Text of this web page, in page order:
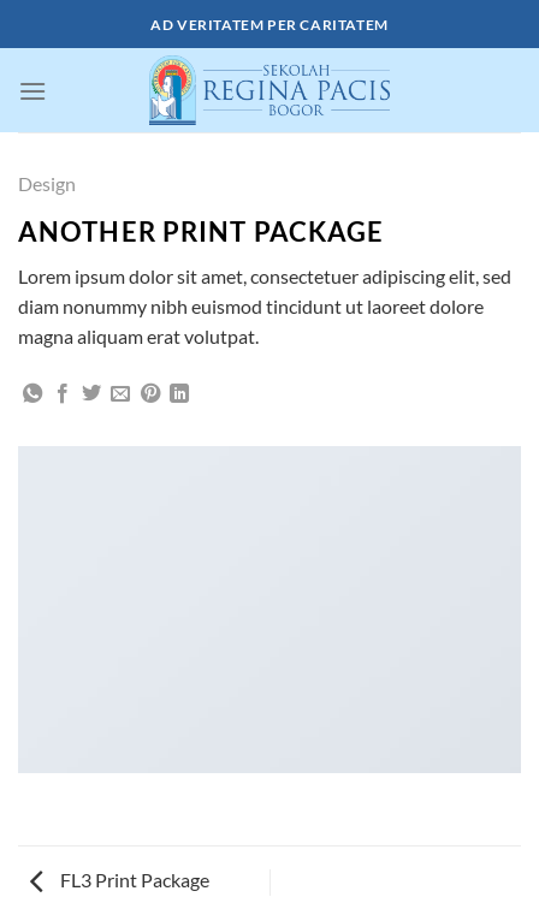
to
AD VERITATEM PER CARITATEM
Design
ANOTHER PRINT PACKAGE
Lorem ipsum dolor sit amet, consectetuer adipiscing elit, sed
diam nonummy nibh euismod tincidunt ut laoreet dolore
magna aliquam erat volutpat.
FL3 Print Package